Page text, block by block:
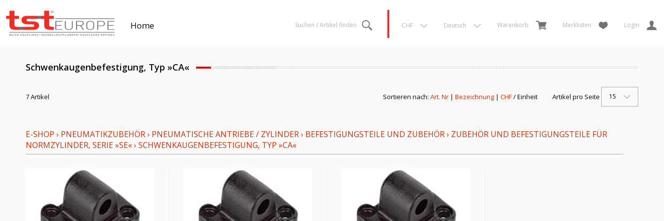
CHF Deutsch Warenkorb Merklisten Login
Suchen / Artikel finden
Home
Schwenkaugenbefestigung, Typ »CA«
Artikel pro Seite 15
Sortieren nach: Art. Nr | Bezeichnung | CHF/ Einheit
7 Artikel
E-SHOP › PNEUMATIKZUBEHÖR› PNEUMATISCHE ANTRIEBE / ZYLINDER› BEFESTIGUNGSTEILE UND ZUBEHÖR› ZUBEHÖR UND BEFESTIGUNGSTEILE FÜR
NORMZYLINDER, SERIE »SE«› SCHWENKAUGENBEFESTIGUNG, TYP »CA«